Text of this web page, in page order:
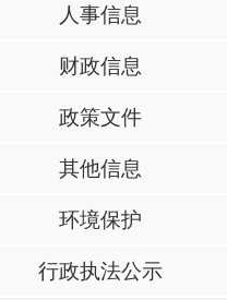
人事信息
财政信息
政策文件
其他信息
环境保护
行政执法公示